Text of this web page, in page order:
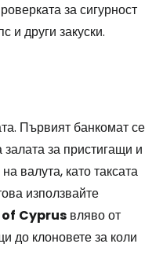
за сигурност
и други закуски.
Първият банкомат се
за пристигащи и
валута, като таксата
използвайте
of Cyprus вляво от
до клоновете за коли